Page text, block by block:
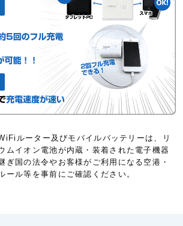
ルーター及びモバイルバッテリーは、リ
ムイオン電池が内蔵・装着された電子機器
ぎ国の法令やお客様がご利用になる空港・
ール等を事前にご確認ください。